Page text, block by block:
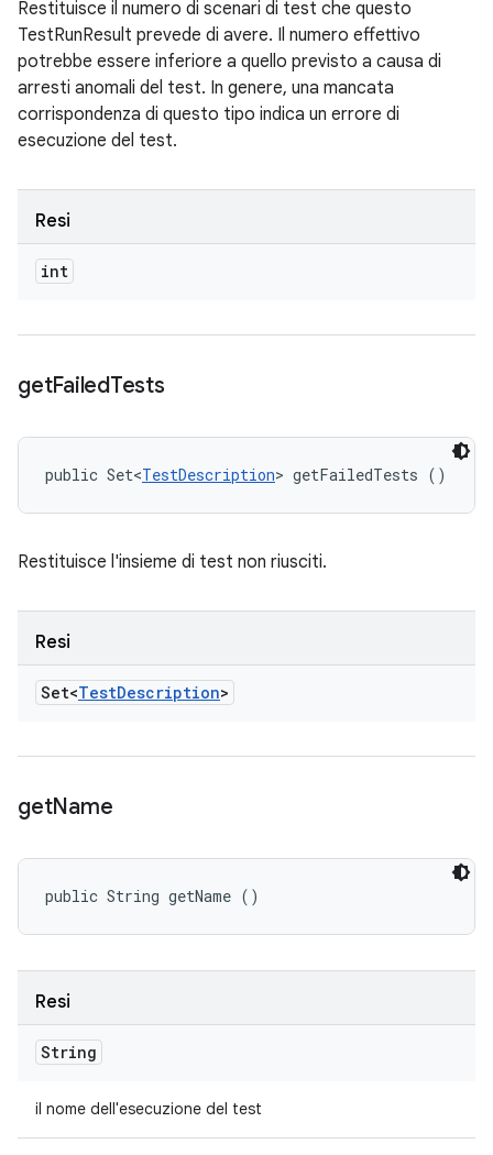
Restituisce il numero di scenari di test che questo
TestRunResult prevede di avere. Il numero effettivo
potrebbe essere inferiore a quello previsto a causa di
arresti anomali del test. In genere, una mancata
corrispondenza di questo tipo indica un errore di
esecuzione del test.
Resi
int
getFailedTests
public Set<TestDescription> getFailedTests ()
Restituisce l'insieme di test non riusciti.
Resi
Set<TestDescription>
getName
public String getName ()
Resi
String
il nome dell'esecuzione del test